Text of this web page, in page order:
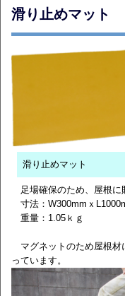
滑り止めマット
滑り止めマット
足場確保のため、屋根に
寸法：W300mmｘ
重量：1.05ｋｇ
マグネットのため屋根材
っています。